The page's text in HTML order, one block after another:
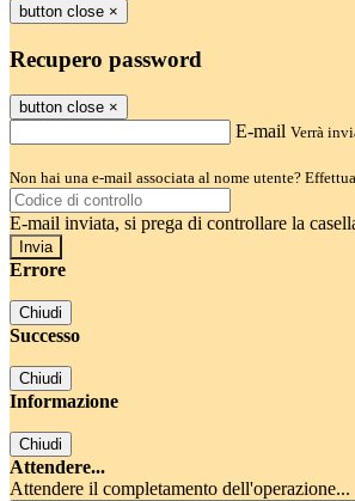
button close ×
Recupero password
button close ×
E-mail Verrà
Non hai una e-mail associata al nome utente?
E-mail inviata, si prega di controllare la
Errore
Chiudi
Successo
Chiudi
Informazione
Chiudi
Attendere...
Attendere il completamento dell'operazione...